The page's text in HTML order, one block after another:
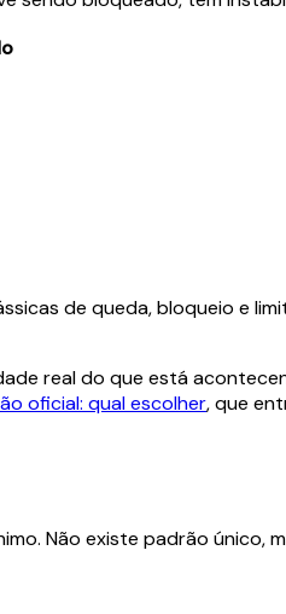
de queda, bloqueio e
real do que está
oficial: qual escolher, que
Não existe padrão único,